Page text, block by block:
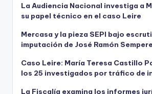
La Audiencia Nacional investiga a
su papel técnico en el caso Leire
Mercasa y la pieza SEPI bajo
imputación de José Ramón Sempere
Caso Leire: María Teresa Castillo
los 25 investigados por tráfico de
La Fiscalía examina los informes